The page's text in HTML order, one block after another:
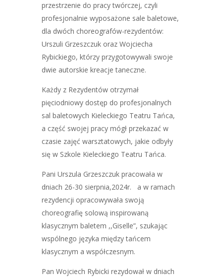
przestrzenie do pracy twórczej, czyli
profesjonalnie wyposażone sale baletowe,
dla dwóch choreografów-rezydentów:
Urszuli Grzeszczuk oraz Wojciecha
Rybickiego, którzy przygotowywali swoje
dwie autorskie kreacje taneczne.
Każdy z Rezydentów otrzymał
pięciodniowy dostęp do profesjonalnych
sal baletowych Kieleckiego Teatru Tańca,
a część swojej pracy mógł przekazać w
czasie zajęć warsztatowych, jakie odbyły
się w Szkole Kieleckiego Teatru Tańca.
Pani Urszula Grzeszczuk pracowała w
dniach 26-30 sierpnia,2024r. a w ramach
rezydencji opracowywała swoją
choreografię solową inspirowaną
klasycznym baletem ,,Giselle”, szukając
wspólnego języka między tańcem
klasycznym a współczesnym.
Pan Wojciech Rybicki rezydował w dniach